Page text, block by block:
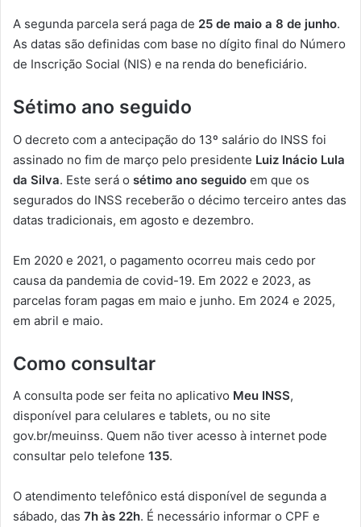
A segunda parcela será paga de 25 de maio a 8 de junho.
As datas são definidas com base no dígito final do Número
de Inscrição Social (NIS) e na renda do beneficiário.
Sétimo ano seguido
O decreto com a antecipação do 13º salário do INSS foi
assinado no fim de março pelo presidente Luiz Inácio Lula
da Silva. Este será o sétimo ano seguido em que os
segurados do INSS receberão o décimo terceiro antes das
datas tradicionais, em agosto e dezembro.
Em 2020 e 2021, o pagamento ocorreu mais cedo por
causa da pandemia de covid-19. Em 2022 e 2023, as
parcelas foram pagas em maio e junho. Em 2024 e 2025,
em abril e maio.
Como consultar
A consulta pode ser feita no aplicativo Meu INSS,
disponível para celulares e tablets, ou no site
gov.br/meuinss. Quem não tiver acesso à internet pode
consultar pelo telefone 135.
O atendimento telefônico está disponível de segunda a
sábado, das 7h às 22h. É necessário informar o CPF e